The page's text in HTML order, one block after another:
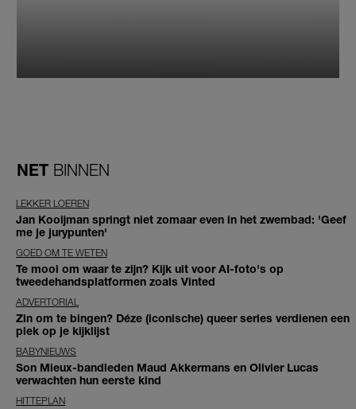
NET BINNEN
LEKKER LOEREN
Jan Kooijman springt niet zomaar even in het zwembad: 'Geef
me je jurypunten'
GOED OM TE WETEN
Te mooi om waar te zijn? Kijk uit voor AI-foto's op
tweedehandsplatformen zoals Vinted
ADVERTORIAL
Zin om te bingen? Déze (iconische) queer series verdienen een
plek op je kijklijst
BABYNIEUWS
Son Mieux-bandleden Maud Akkermans en Olivier Lucas
verwachten hun eerste kind
HITTEPLAN